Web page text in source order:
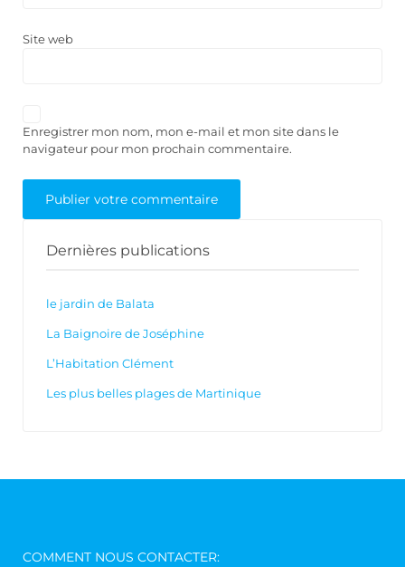
Site web
Enregistrer mon nom, mon e-mail et mon site dans le
navigateur pour mon prochain commentaire.
Dernières publications
le jardin de Balata
La Baignoire de Joséphine
L’Habitation Clément
Les plus belles plages de Martinique
COMMENT NOUS CONTACTER: